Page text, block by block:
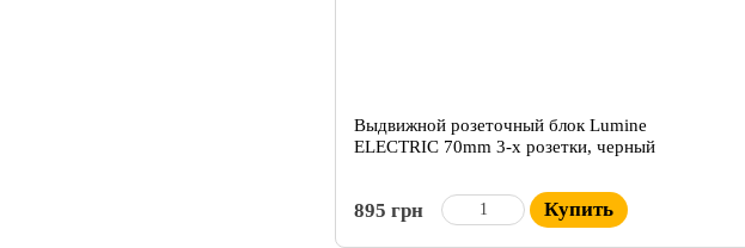
Выдвижной розеточный блок Lumine
ELECTRIC 70mm 3-x розетки, черный
895 грн Купить